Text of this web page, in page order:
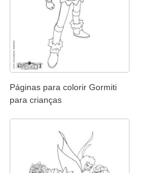
Páginas para colorir Gormiti
para crianças